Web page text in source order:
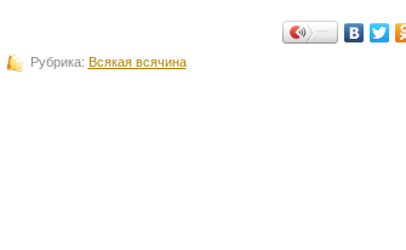
Рубрика: Всякая всячина